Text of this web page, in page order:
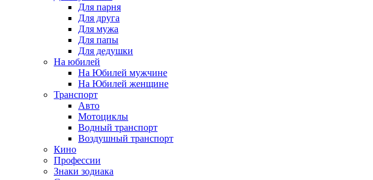
Для парня
Для друга
Для мужа
Для папы
Для дедушки
На юбилей
На Юбилей мужчине
На Юбилей женщине
Транспорт
Авто
Мотоциклы
Водный транспорт
Воздушный транспорт
Кино
Профессии
Знаки зодиака